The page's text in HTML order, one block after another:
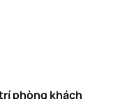
phòng khách